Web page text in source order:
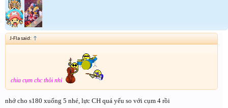
J-Fla said: ↑
chia cụm chc thôi nhỉ
nhớ cho s180 xuống 5 nhé, lực CH quá yếu so với cụm 4 rồi